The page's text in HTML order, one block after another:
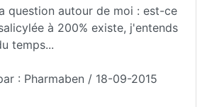
question autour de moi : est-ce
à 200% existe, j'entends
temps...
: Pharmaben / 18-09-2015